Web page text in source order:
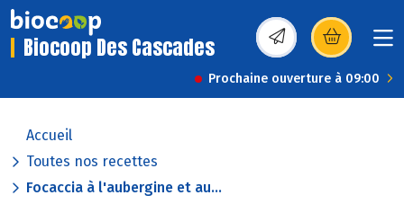
Biocoop Des Cascades (s’ouvre dans une
Prochaine ouverture à 09:00
Accueil
Toutes nos recettes
Focaccia à l'aubergine et au...